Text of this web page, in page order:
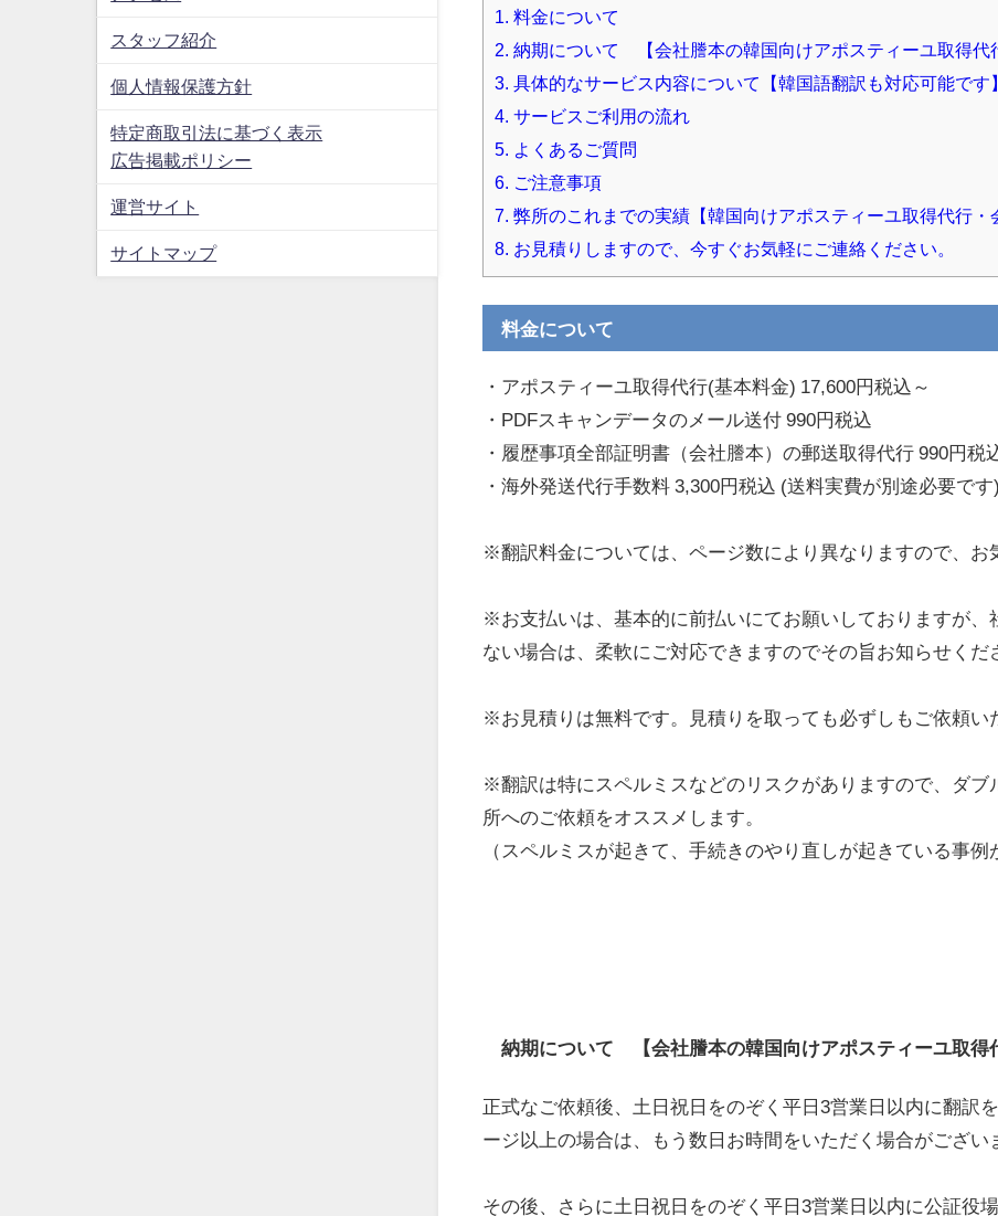
1.
料金について
2. 納期について 【会社謄本の韓国向けアポスティーユ取得代
3. 具体的なサービス内容について【韓国語翻訳も対応可能です
4. サービスご利用の流れ
5.
よくあるご質問
6.
ご注意事項
7. 弊所のこれまでの実績【韓国向けアポスティーユ取得代行・
8.
お見積りしますので、今すぐお気軽にご連絡ください。
料金について
・アポスティーユ取得代行(基本料金) 17,600円税込～
・PDFスキャンデータのメール送付 990円税込
・履歴事項全部証明書（会社謄本）の郵送取得代行 990円税
・海外発送代行手数料 3,300円税込 (送料実費が別途必要です)
※翻訳料金については、ページ数により異なりますので、お
※お支払いは、基本的に前払いにてお願いしておりますが、
ない場合は、柔軟にご対応できますのでその旨お知らせくだ
※お見積りは無料です。見積りを取っても必ずしもご依頼い
※翻訳は特にスペルミスなどのリスクがありますので、ダブ
所へのご依頼をオススメします。
（スペルミスが起きて、手続きのやり直しが起きている事
納期について 【会社謄本の韓国向けアポスティーユ取得
正式なご依頼後、土日祝日をのぞく平日3営業日以内に翻訳
ージ以上の場合は、もう数日お時間をいただく場合がござい
その後、さらに土日祝日をのぞく平日3営業日以内に公証役
スタッフ紹介
個人情報保護方針
特定商取引法に基づく表示
広告掲載ポリシー
運営サイト
サイトマップ